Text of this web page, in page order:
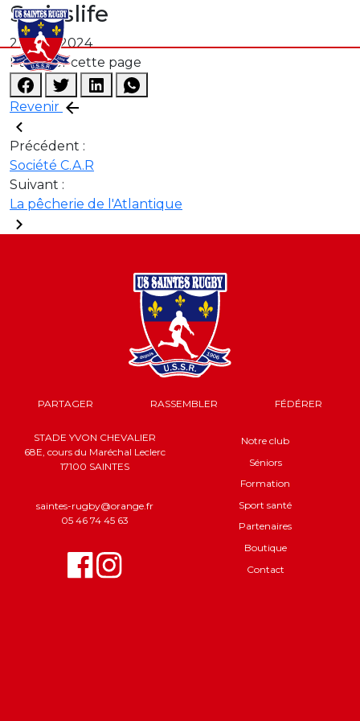
Swisslife
21 août 2024
Revenir
Partager cette page
Précédent :
Société C.A.R
Suivant :
La pêcherie de l'Atlantique
PARTAGER RASSEMBLER FÉDÉRER
STADE YVON CHEVALIER
68E, cours du Maréchal Leclerc
17100 SAINTES
saintes-rugby@orange.fr
05 46 74 45 63
Notre club
Séniors
Formation
Sport santé
Partenaires
Boutique
Contact